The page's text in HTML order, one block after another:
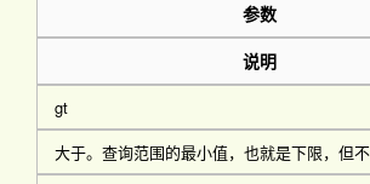
参数
说明
gt
大于。查询范围的最小值，也就是下限，但不